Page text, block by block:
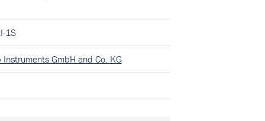
1S
GmbH and Co. KG